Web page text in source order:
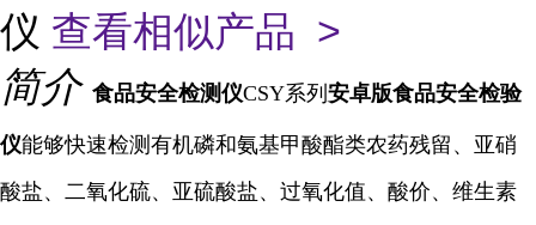
仪 查看相似产品 >
简介 食品安全检测仪CSY系列 安卓版食品安全检验
仪能够快速检测有机磷和氨基甲酸酯类农药残留、亚硝
酸盐、二氧化硫、亚硫酸盐、过氧化值、酸价、维生素